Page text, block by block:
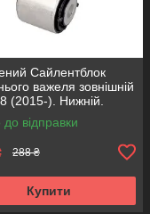
Сайлентблок
важеля зовнішній
(2015-). Нижній.
FE175192 ,
до відправки
288 ₴
Купити